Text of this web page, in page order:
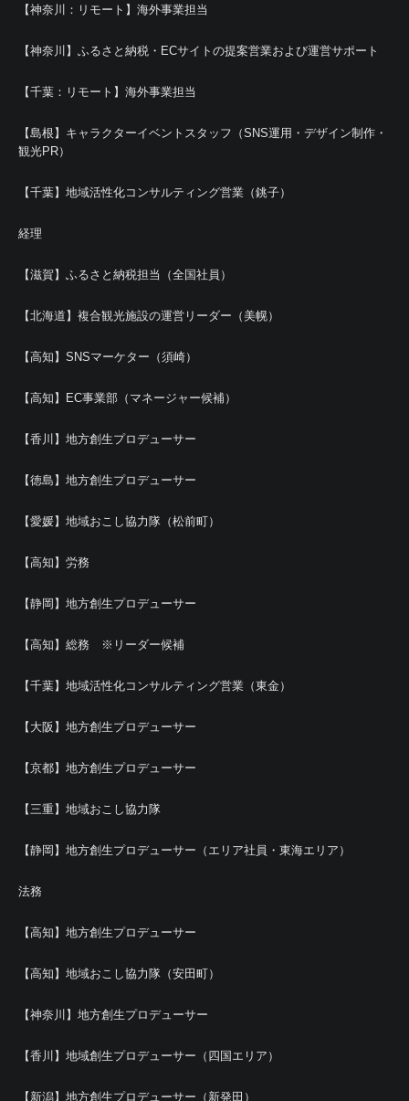
【神奈川：リモート】海外事業担当
【神奈川】ふるさと納税・ECサイトの提案営業および運営サポート
【千葉：リモート】海外事業担当
【島根】キャラクターイベントスタッフ（SNS運用・デザイン制作・
観光PR）
【千葉】地域活性化コンサルティング営業（銚子）
経理
【滋賀】ふるさと納税担当（全国社員）
【北海道】複合観光施設の運営リーダー（美幌）
【高知】SNSマーケター（須崎）
【高知】EC事業部（マネージャー候補）
【香川】地方創生プロデューサー
【徳島】地方創生プロデューサー
【愛媛】地域おこし協力隊（松前町）
【高知】労務
【静岡】地方創生プロデューサー
【高知】総務 ※リーダー候補
【千葉】地域活性化コンサルティング営業（東金）
【大阪】地方創生プロデューサー
【京都】地方創生プロデューサー
【三重】地域おこし協力隊
【静岡】地方創生プロデューサー（エリア社員・東海エリア）
法務
【高知】地方創生プロデューサー
【高知】地域おこし協力隊（安田町）
【神奈川】地方創生プロデューサー
【香川】地域創生プロデューサー（四国エリア）
【新潟】地方創生プロデューサー（新発田）